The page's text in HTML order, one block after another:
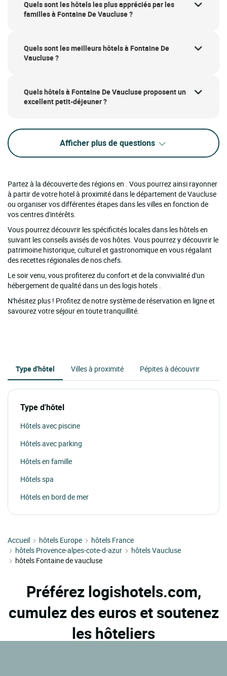
Quels sont les hôtels les plus appréciés par les
familles à Fontaine De Vaucluse ?
Quels sont les meilleurs hôtels à Fontaine De
Vaucluse ?
Quels hôtels à Fontaine De Vaucluse proposent un
excellent petit-déjeuner ?
Afficher plus de questions
Partez à la découverte des régions en . Vous pourrez ainsi rayonner
à partir de votre hotel à proximité dans le département de Vaucluse
ou organiser vos différentes étapes dans les villes en fonction de
vos centres d'intérêts.
Vous pourrez découvrir les spécificités locales dans les hôtels en
suivant les conseils avisés de vos hôtes. Vous pourrez y découvrir le
patrimoine historique, culturel et gastronomique en vous régalant
des recettes régionales de nos chefs.
Le soir venu, vous profiterez du confort et de la convivialité d'un
hébergement de qualité dans un des logis hotels .
N'hésitez plus ! Profitez de notre système de réservation en ligne et
savourez votre séjour en toute tranquillité.
Type d'hôtel Villes à proximité Pépites à découvrir
Type d'hôtel
Hôtels avec piscine
Hôtels avec parking
Hôtels en famille
Hôtels spa
Hôtels en bord de mer
Accueil hôtels Europe
hôtels France
hôtels Provence-alpes-cote-d-azur
hôtels Vaucluse
hôtels Fontaine de vaucluse
Préférez logishotels.com,
cumulez des euros et soutenez
les hôteliers